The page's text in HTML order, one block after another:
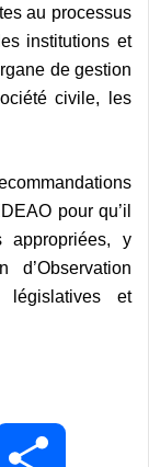
au processus
institutions et
de gestion
civile, les
pour qu’il
appropriées, y
d’Observation
législatives et